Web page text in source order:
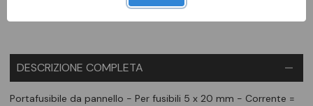
DESCRIZIONE COMPLETA
Portafusibile da pannello - Per fusibili 5 x 20 mm - Corrente =